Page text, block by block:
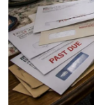
berpuas
meriah
dalam
Sementara